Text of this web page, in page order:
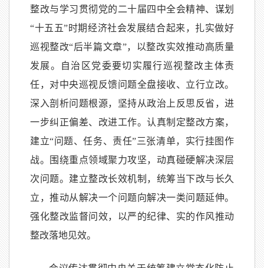
整改与学习贯彻党的二十届四中全会精神、谋划
“十五五”时期经济社会发展结合起来，扎实做好
巡视整改“后半篇文章”，以整改实效推动高质量
发展。自治区党委要切实履行巡视整改主体责
任，对中央巡视反馈问题全盘接收、立行立改。
深入剖析问题根源，坚持从政治上反思反省，进
一步纠正偏差、改进工作。认真制定整改方案，
建立“问题、任务、责任”三张清单，实行挂图作
战。围绕重点领域聚力攻坚，动真碰硬解决深层
次问题。建立整改长效机制，统筹当下改与长久
立，推动从解决一个问题向解决一类问题延伸。
强化整改监督问效，以严的纪律、实的作风推动
整改落地见效。